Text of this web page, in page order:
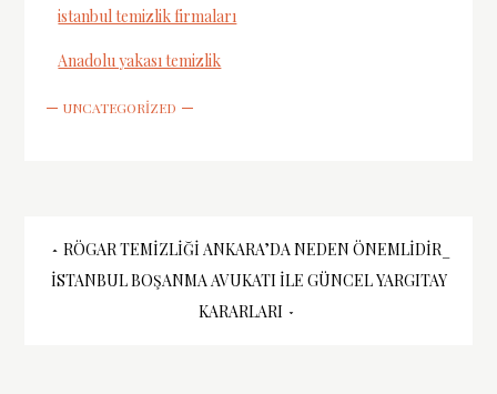
istanbul temizlik firmaları
Anadolu yakası temizlik
UNCATEGORIZED
Yazı
gezinmesi
RÖGAR TEMIZLIĞI ANKARA’DA NEDEN ÖNEMLIDIR_
İSTANBUL BOŞANMA AVUKATI ILE GÜNCEL YARGITAY
KARARLARI